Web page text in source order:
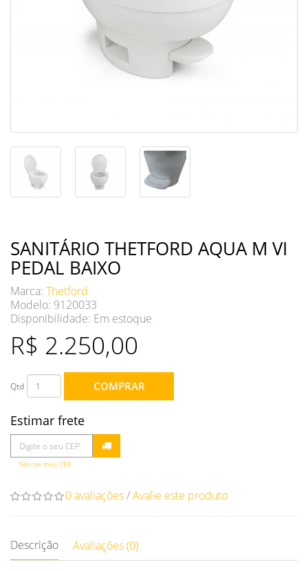
SANITÁRIO THETFORD AQUA M VI
PEDAL BAIXO
Marca: Thetford
Modelo: 9120033
Disponibilidade: Em estoque
R$ 2.250,00
Qtd COMPRAR
Estimar frete
Não sei meu CEP
0 avaliações/Avalie este produto
Descrição Avaliações (0)